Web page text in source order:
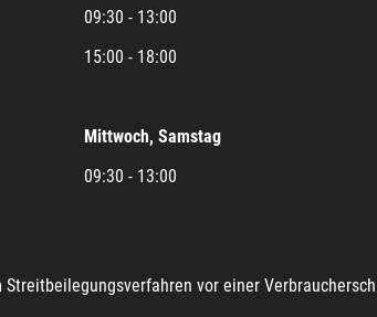
09:30 - 13:00
15:00 - 18:00
Mittwoch, Samstag
09:30 - 13:00
vor einer